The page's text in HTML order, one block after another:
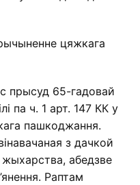
цяжкага
прысуд 65-гадовай
па ч. 1 арт. 147 КК у
пашкоджання.
з дачкой
абедзве
Раптам